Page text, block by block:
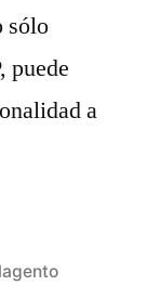
sólo
puede
a